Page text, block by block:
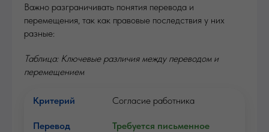
Важно разграничивать понятия перевода и
перемещения, так как правовые последствия у них
разные:
Таблица: Ключевые различия между переводом и
перемещением
Согласие работника
Требуется письменное